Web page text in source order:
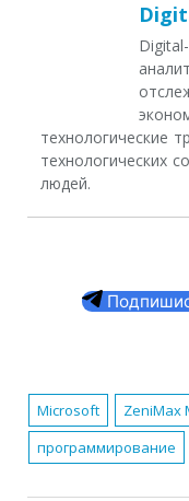
технологические
технологических
людей.
Microsoft ZeniMax
программирование